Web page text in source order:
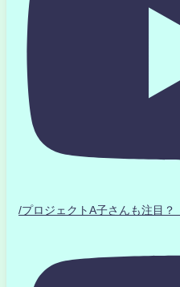
/プロジェクトA子さんも注目